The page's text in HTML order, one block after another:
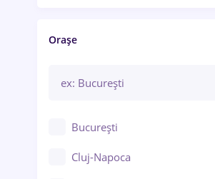
Orașe
București
Cluj-Napoca